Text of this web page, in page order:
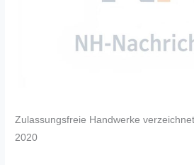
Zulassungsfreie Handwerke
2020